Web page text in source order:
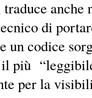
anche
di
un codice
più
per la